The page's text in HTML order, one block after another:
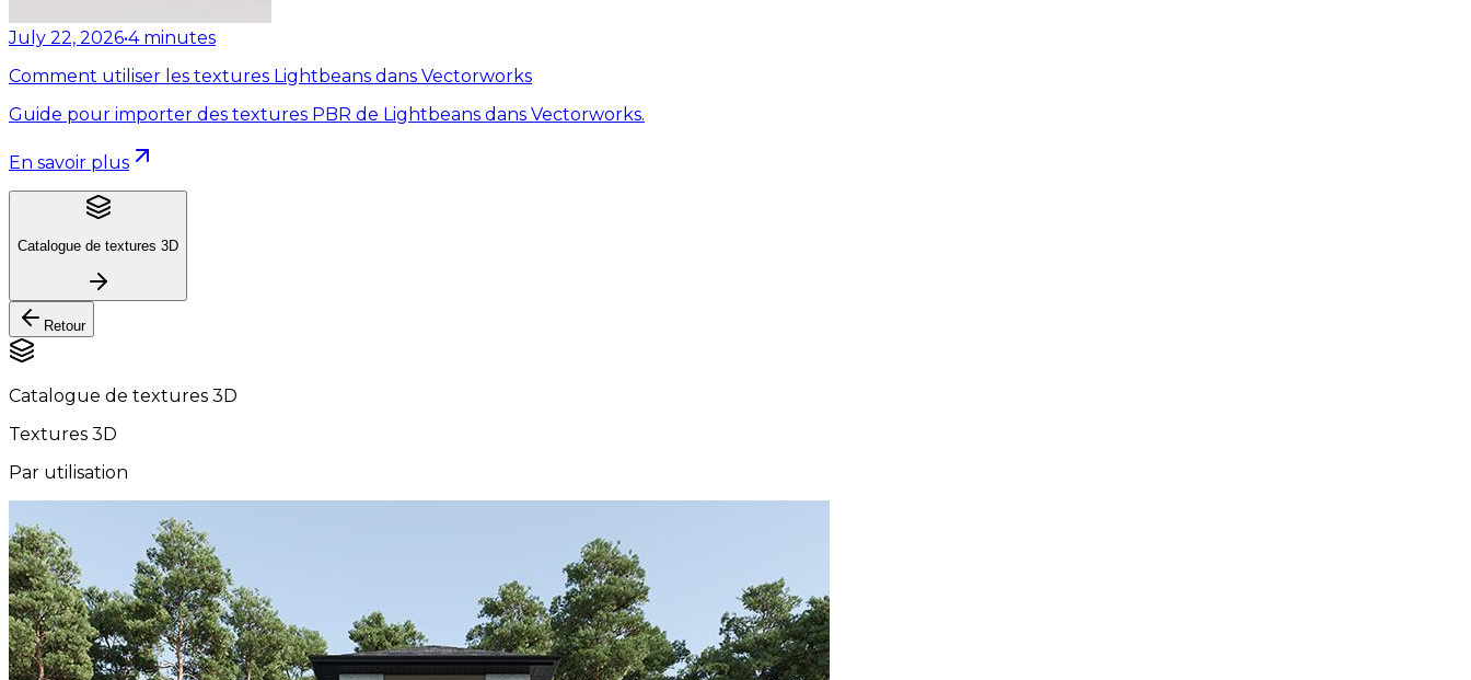
July 22, 2026•4 minutes
Comment utiliser les textures Lightbeans dans Vectorworks
Guide pour importer des textures PBR de Lightbeans dans Vectorworks.
En savoir plus
Catalogue de textures 3D
Retour
Catalogue de textures 3D
Textures 3D
Par utilisation